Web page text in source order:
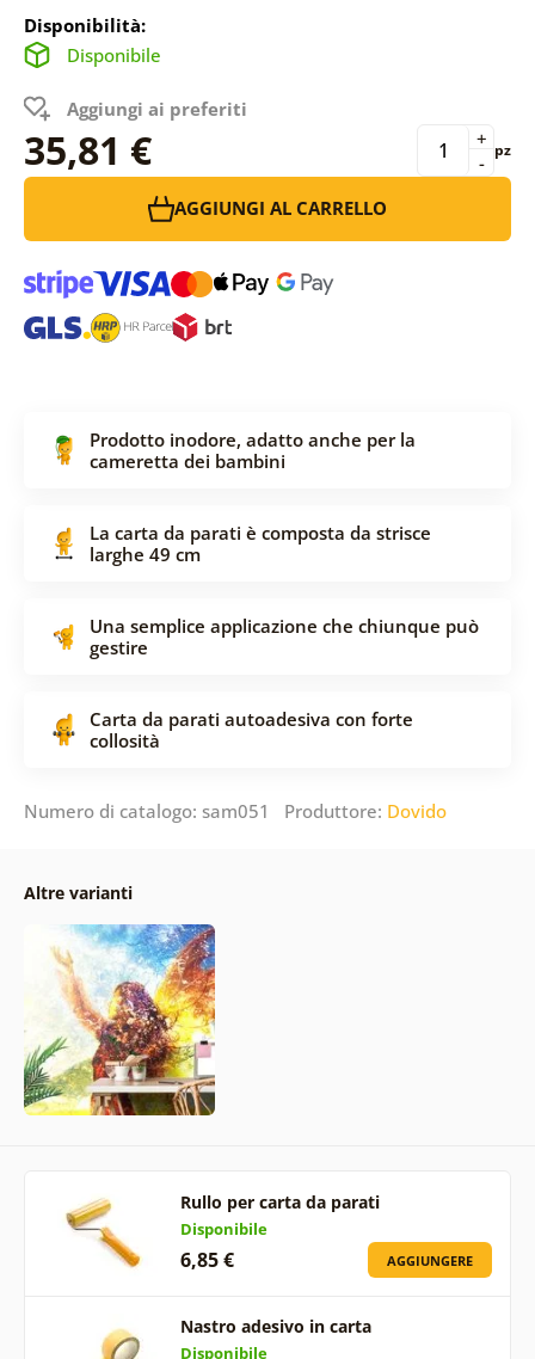
Disponibilità:
Disponibile
Aggiungi ai preferiti
35,81 € -
+ pz
AGGIUNGI AL CARRELLO
Prodotto inodore, adatto anche per la
cameretta dei bambini
La carta da parati è composta da strisce
larghe 49 cm
Una semplice applicazione che chiunque può
gestire
Carta da parati autoadesiva con forte
collosità
Numero di catalogo: sam051 Produttore: Dovido
Altre varianti
Rullo per carta da parati
Disponibile
6,85 € AGGIUNGERE
Nastro adesivo in carta
Disponibile